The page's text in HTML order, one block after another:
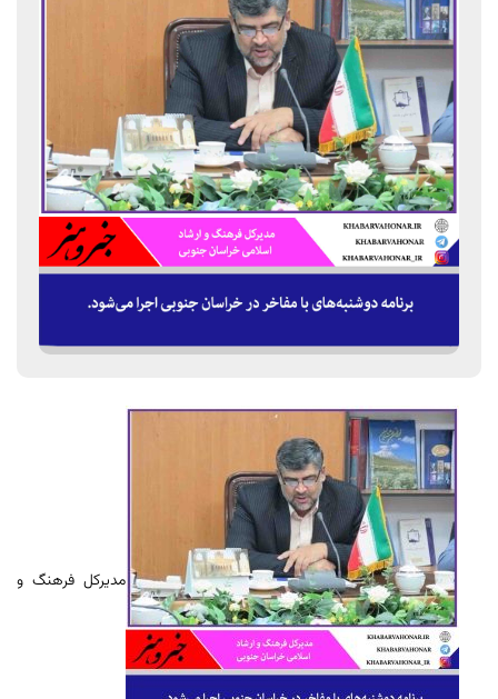
مدیرکل فرهنگ و